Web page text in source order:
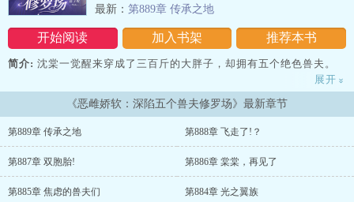
开始阅读 加入书架 推荐本书
最新： 第889章 传承之地
简介: 沈棠一觉醒来穿成了三百斤的大胖子，却拥有五个绝色兽夫。
美艳红狐，霸道黑豹，阴郁白蛇，人鱼暴君，硬汉金鹰上将……各个
宽肩窄腰大长腿，八块腹肌堪比男模！
过来的沈棠成了这个替罪羔羊。
开局便是修罗场！面对兽夫冰冷、厌恶的目光，沈棠吓得浑身发抖，
展开 »
《恶雌娇软：深陷五个兽夫修罗场》最新章节
第889章 传承之地 第888章 飞走了!？
第887章 双胞胎! 第886章 棠棠，再见了
第885章 焦虑的兽夫们 第884章 光之翼族